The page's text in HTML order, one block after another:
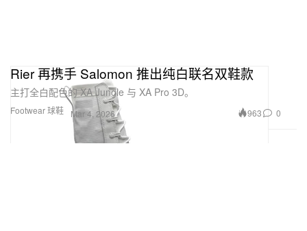
Footwear 球鞋
Rier 再携手 Salomon 推出纯白联名双鞋款
主打全白配色的 XA Jungle 与 XA Pro 3D。
Mar 4, 2026 963 0